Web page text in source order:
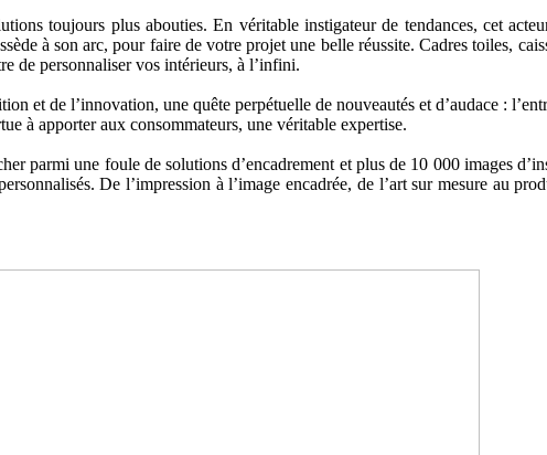
toujours plus abouties. En véritable instigateur de tendances, cet
à son arc, pour faire de votre projet une belle réussite. Cadres toiles,
de personnaliser vos intérieurs, à l’infini.
et de l’innovation, une quête perpétuelle de nouveautés et d’audace :
à apporter aux consommateurs, une véritable expertise.
parmi une foule de solutions d’encadrement et plus de 10 000 images
De l’impression à l’image encadrée, de l’art sur mesure au